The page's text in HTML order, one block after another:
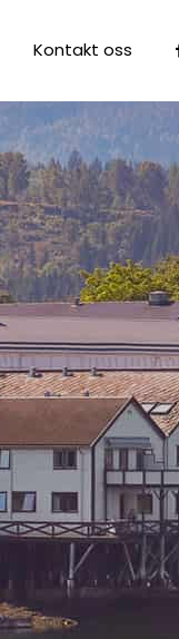
Kontakt oss